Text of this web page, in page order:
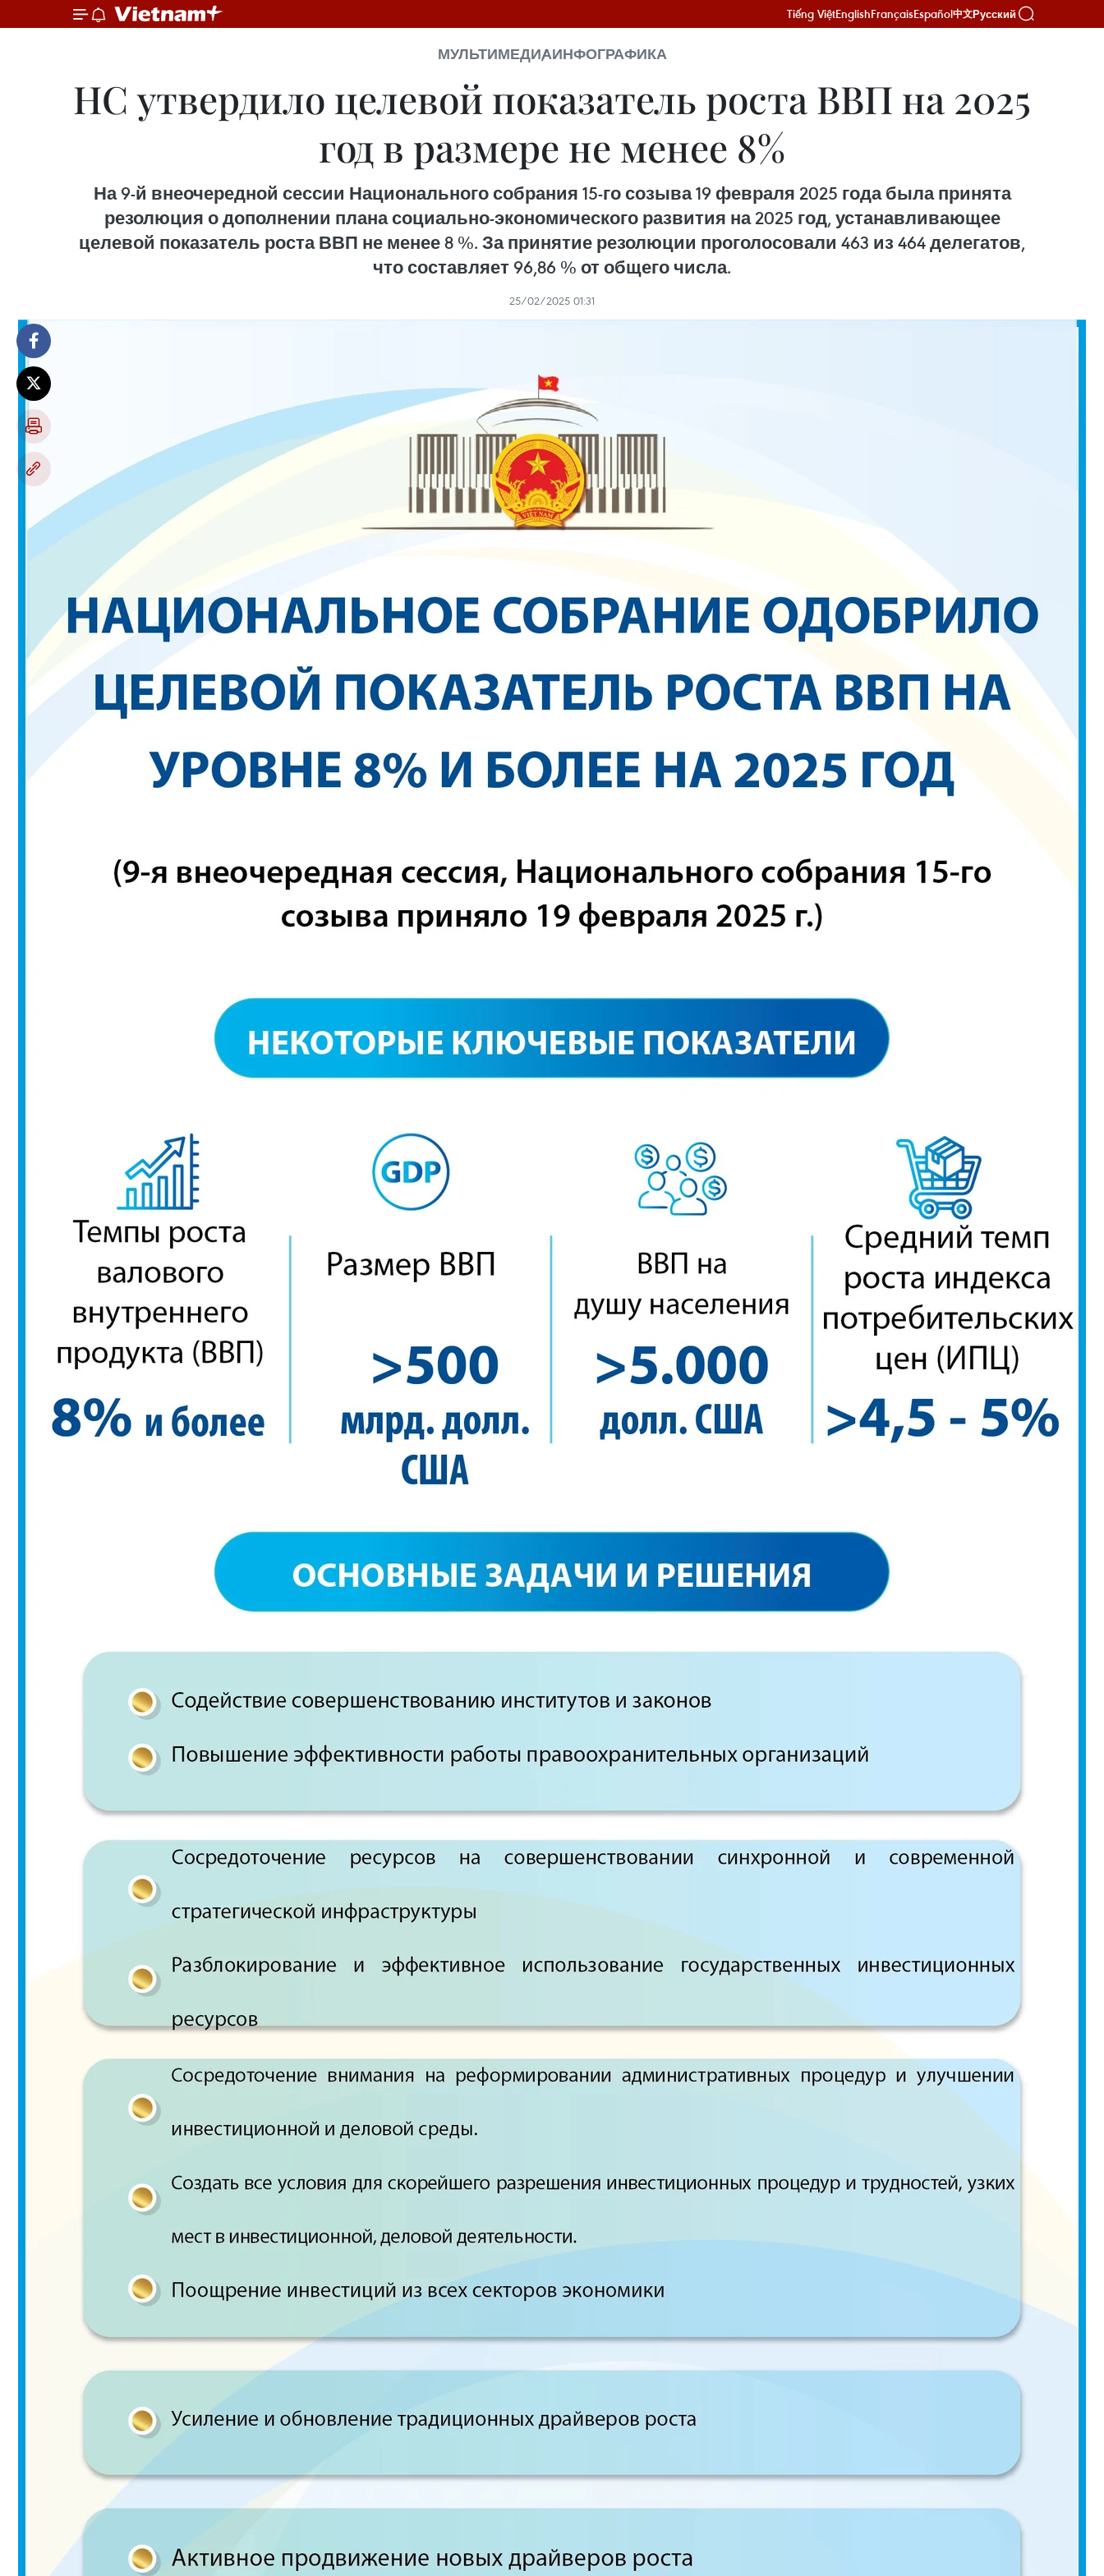
Tiếng ViệtEnglishFrançaisEspañol中文Русский
МУЛЬТИМЕДИАИНФОГРАФИКА
НС утвердило целевой показатель роста ВВП на 2025
год в размере не менее 8%
На 9-й внеочередной сессии Национального собрания 15-го созыва 19 февраля 2025 года была принята
резолюция о дополнении плана социально-экономического развития на 2025 год, устанавливающее
целевой показатель роста ВВП не менее 8 %. За принятие резолюции проголосовали 463 из 464 делегатов,
что составляет 96,86 % от общего числа.
25/02/2025 01:31